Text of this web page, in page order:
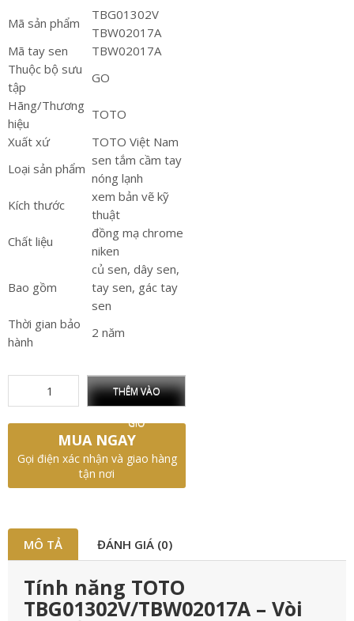
Mã sản phẩm
TBG01302V
TBW02017A
Mã tay sen
TBW02017A
Thuộc bộ sưu
tập
GO
Hãng/Thương
hiệu
TOTO
Xuất xứ
TOTO Việt Nam
Loại sản phẩm
sen tắm cầm tay
nóng lạnh
Kích thước
xem bản vẽ kỹ
thuật
Chất liệu
đồng mạ chrome
niken
Bao gồm
củ sen, dây sen,
tay sen, gác tay
sen
Thời gian bảo
hành
2 năm
THÊM VÀO
GIỎ
MUA NGAY
Gọi điện xác nhận và giao hàng
tận nơi
MÔ TẢ ĐÁNH GIÁ (0)
Tính năng TOTO
TBG01302V/TBW02017A – Vòi